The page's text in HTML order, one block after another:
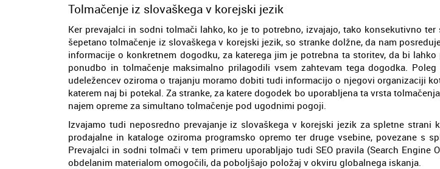
Tolmačenje iz slovaškega v korejski jezik
Ker prevajalci in sodni tolmači lahko, ko je to potrebno, izvajajo, tako konsekutivno
šepetano tolmačenje iz slovaškega v korejski jezik, so stranke dolžne, da nam
informacije o konkretnem dogodku, za katerega jim je potrebna ta storitev, da bi
ponudbo in tolmačenje maksimalno prilagodili vsem zahtevam tega dogodka.
udeležencev oziroma o trajanju moramo dobiti tudi informacijo o njegovi organizaciji
katerem naj bi potekal. Za stranke, za katere dogodek bo uporabljena ta vrsta
najem opreme za simultano tolmačenje pod ugodnimi pogoji.
Izvajamo tudi neposredno prevajanje iz slovaškega v korejski jezik za spletne strani
prodajalne in kataloge oziroma programsko opremo ter druge vsebine, povezane s
Prevajalci in sodni tolmači v tem primeru uporabljajo tudi SEO pravila (Search Engine
obdelanim materialom omogočili, da poboljšajo položaj v okviru globalnega iskanja.